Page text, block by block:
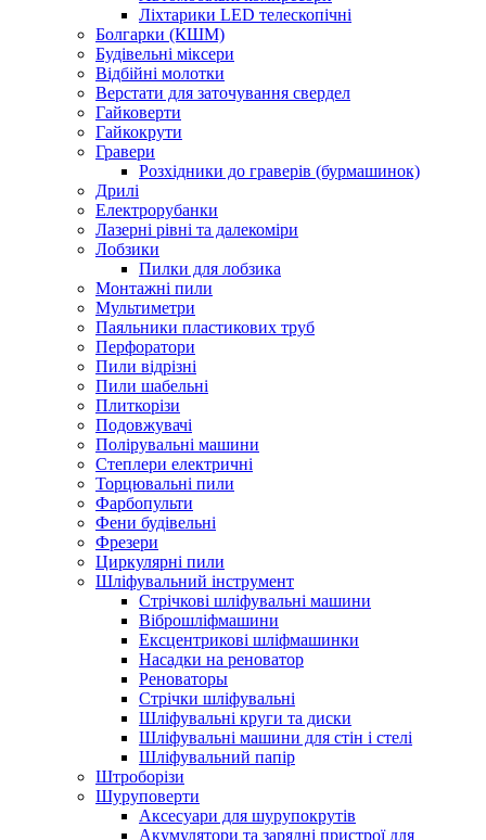
Ліхтарики LED телескопічні
Болгарки (КШМ)
Будівельні міксери
Відбійні молотки
Верстати для заточування свердел
Гайковерти
Гайкокрути
Гравери
Розхідники до граверів (бурмашинок)
Дрилі
Електрорубанки
Лазерні рівні та далекоміри
Лобзики
Пилки для лобзика
Монтажні пили
Мультиметри
Паяльники пластикових труб
Перфоратори
Пили відрізні
Пили шабельні
Плиткорізи
Подовжувачі
Полірувальні машини
Степлери електричні
Торцювальні пили
Фарбопульти
Фени будівельні
Фрезери
Циркулярні пили
Шліфувальний інструмент
Cтрічкові шліфувальні машини
Віброшліфмашини
Ексцентрикові шліфмашинки
Насадки на реноватор
Реноваторы
Стрічки шліфувальні
Шліфувальні круги та диски
Шліфувальні машини для стін і стелі
Шліфувальний папір
Штроборізи
Шуруповерти
Аксесуари для шурупокрутів
Акумулятори та зарядні пристрої для